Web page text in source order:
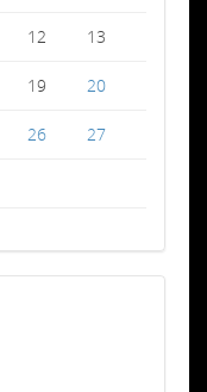
12 13
19 20
26 27